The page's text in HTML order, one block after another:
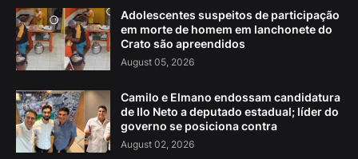
Adolescentes suspeitos de participação
em morte de homem em lanchonete do
Crato são apreendidos
August 05, 2026
Camilo e Elmano endossam candidatura
de Ilo Neto a deputado estadual; líder do
governo se posiciona contra
August 02, 2026